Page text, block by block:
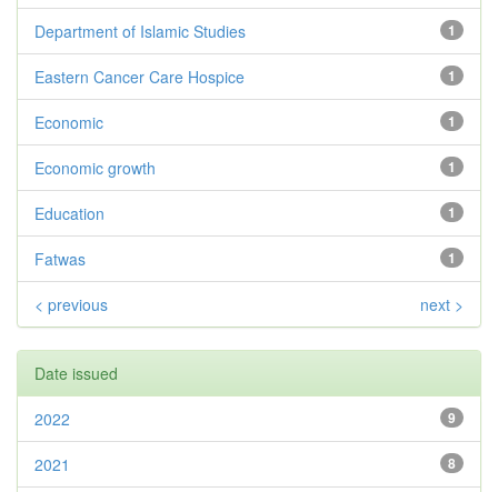
1
Department of Islamic Studies
1
Eastern Cancer Care Hospice
1
Economic
1
Economic growth
1
Education
1
Fatwas
< previous next >
Date issued
9
2022
8
2021